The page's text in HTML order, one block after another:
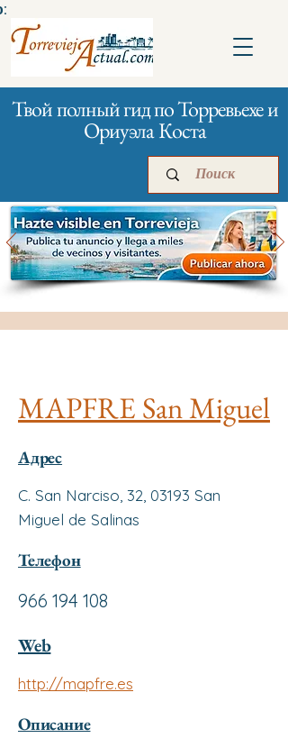
Твой полный гид по Торревьехе и
Ориуэла Коста
Главная Реклама
MAPFRE San Miguel
Адрес
C. San Narciso, 32, 03193 San
Miguel de Salinas
Телефон
966 194 108
Web
http://mapfre.es
Описание